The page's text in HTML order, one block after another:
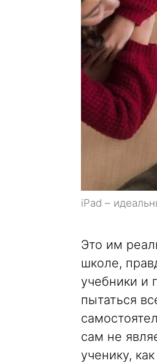
iPad –
Это им
школе,
учебники и
пытаться
сам не
ученику,